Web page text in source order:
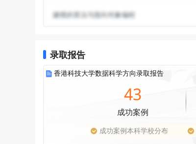
建模的算法与面向对象编程
录取报告
香港科技大学数据科学方向录取报告
43
成功案例
成功案例本科学校分布